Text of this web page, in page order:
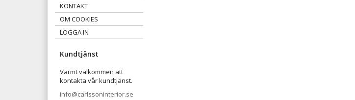
KONTAKT
OM COOKIES
LOGGA IN
Kundtjänst
Varmt välkommen att
kontakta vår kundtjänst.
info@carlssoninterior.se